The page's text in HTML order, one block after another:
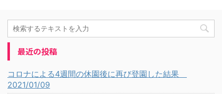
最近の投稿
コロナによる4週間の休園後に再び登園した結果
2021/01/09